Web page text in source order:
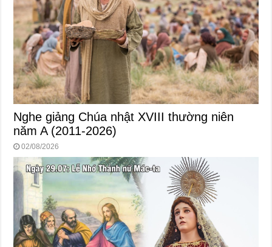
Nghe giảng Chúa nhật XVIII thường niên
năm A (2011-2026)
02/08/2026